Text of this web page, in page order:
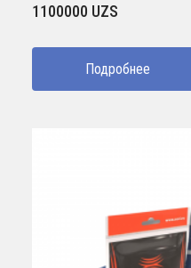
1100000 UZS
Подробнее